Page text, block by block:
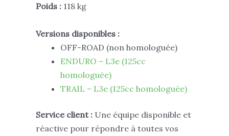
Poids : 118 kg
Versions disponibles :
OFF-ROAD (non homologuée)
ENDURO – L3e (125cc
homologuée)
TRAIL – L3e (125cc homologuée)
Service client : Une équipe disponible et
réactive pour répondre à toutes vos